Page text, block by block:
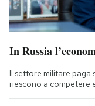
In Russia
Il settore militare paga
riescono a competere